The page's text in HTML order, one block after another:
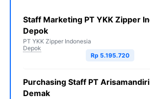
Staff Marketing PT YKK Zipper
Depok
PT YKK Zipper Indonesia
Depok
Rp 5.195.720
Purchasing Staff PT
Demak